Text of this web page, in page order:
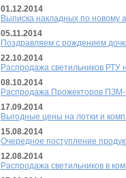
01.12.2014
Выписка накладных по новому
05.11.2014
Поздравляем с рождением
22.10.2014
Распродажа светильников РТУ
08.10.2014
Распродажа Прожекторов
17.09.2014
Выгодные цены на лотки и
15.08.2014
Очередное поступление
12.08.2014
Распродажа светильников в